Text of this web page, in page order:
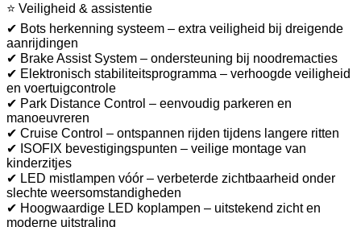
⭐ Veiligheid & assistentie
✔ Bots herkenning systeem – extra veiligheid bij dreigende
aanrijdingen
✔ Brake Assist System – ondersteuning bij noodremacties
✔ Elektronisch stabiliteitsprogramma – verhoogde veiligheid
en voertuigcontrole
✔ Park Distance Control – eenvoudig parkeren en
manoeuvreren
✔ Cruise Control – ontspannen rijden tijdens langere ritten
✔ ISOFIX bevestigingspunten – veilige montage van
kinderzitjes
✔ LED mistlampen vóór – verbeterde zichtbaarheid onder
slechte weersomstandigheden
✔ Hoogwaardige LED koplampen – uitstekend zicht en
moderne uitstraling